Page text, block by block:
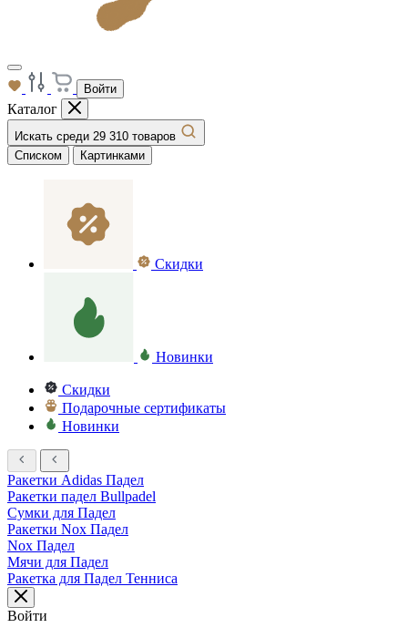
Войти
Каталог
Искать среди 29 310 товаров
Списком
Картинками
Скидки
Новинки
Скидки
Подарочные сертификаты
Новинки
Ракетки Adidas Падел
Ракетки падел Bullpadel
Сумки для Падел
Ракетки Nox Падел
Nox Падел
Мячи для Падел
Ракетка для Падел Тенниса
Войти